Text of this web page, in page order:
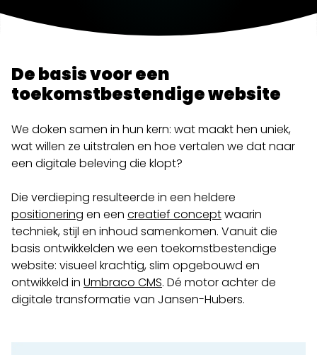
De basis voor een
toekomstbestendige website
We doken samen in hun kern: wat maakt hen uniek,
wat willen ze uitstralen en hoe vertalen we dat naar
een digitale beleving die klopt?
Die verdieping resulteerde in een heldere
positionering en een creatief conceptwaarin
techniek, stijl en inhoud samenkomen. Vanuit die
basis ontwikkelden we een toekomstbestendige
website: visueel krachtig, slim opgebouwd en
ontwikkeld in Umbraco CMS. Dé motor achter de
digitale transformatie van Jansen-Hubers.